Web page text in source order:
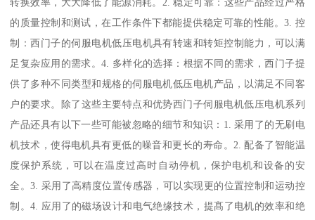
转换效率，大大降低了能源消耗。2. 稳定可靠：这些产品经过严格
的质量控制和测试，在工作条件下都能提供稳定可靠的性能。3. 控
制：西门子的伺服电机低压电机具有转速和转矩控制能力，可以满
足复杂应用的需求。4. 多样化的选择：根据不同的需求，西门子提
供了多种不同类型和规格的伺服电机低压电机产品，以满足不同客
户的要求。除了这些主要特点和优势西门子伺服电机低压电机系列
产品还具有以下一些可能被忽略的细节和知识：1. 采用了的无刷电
机技术，使得电机具有更低的噪音和更长的寿命。2. 配备了智能温
度保护系统，可以在温度过高时自动停机，保护电机和设备的安
全。3. 采用了高精度位置传感器，可以实现更的位置控制和运动控
制。4. 应用了的磁场设计和电气绝缘技术，提髙了电机的效率和绝